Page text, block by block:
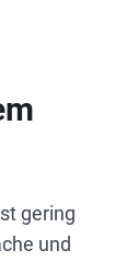
gering
und